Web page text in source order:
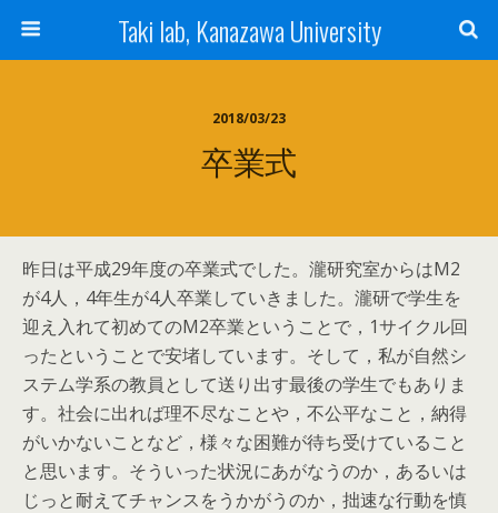
Taki lab, Kanazawa University
2018/03/23
卒業式
昨日は平成29年度の卒業式でした。瀧研究室からはM2
が4人，4年生が4人卒業していきました。瀧研で学生を
迎え入れて初めてのM2卒業ということで，1サイクル回
ったということで安堵しています。そして，私が自然シ
ステム学系の教員として送り出す最後の学生でもありま
す。社会に出れば理不尽なことや，不公平なこと，納得
がいかないことなど，様々な困難が待ち受けていること
と思います。そういった状況にあがなうのか，あるいは
じっと耐えてチャンスをうかがうのか，拙速な行動を慎